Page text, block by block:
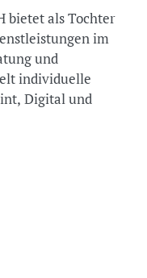
bietet als Tochter
im
und
individuelle
Digital und